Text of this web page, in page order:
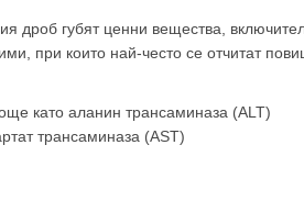
дроб губят ценни вещества,
при които най-често се отчитат
като аланин трансаминаза (ALT)
трансаминаза (AST)